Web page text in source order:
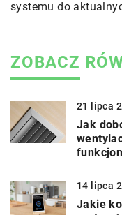
systemu do
ZOBACZ
21 lipca
Jak
14 lipca
Jakie